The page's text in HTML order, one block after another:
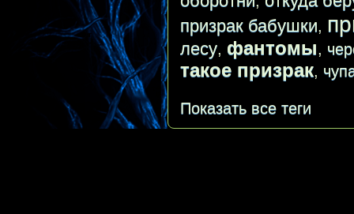
призрак бабушки,
лесу, фантомы,
такое призрак,
Показать все теги